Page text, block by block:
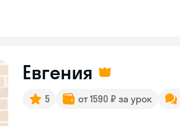
Евгения
5 от 1590 ₽ за урок